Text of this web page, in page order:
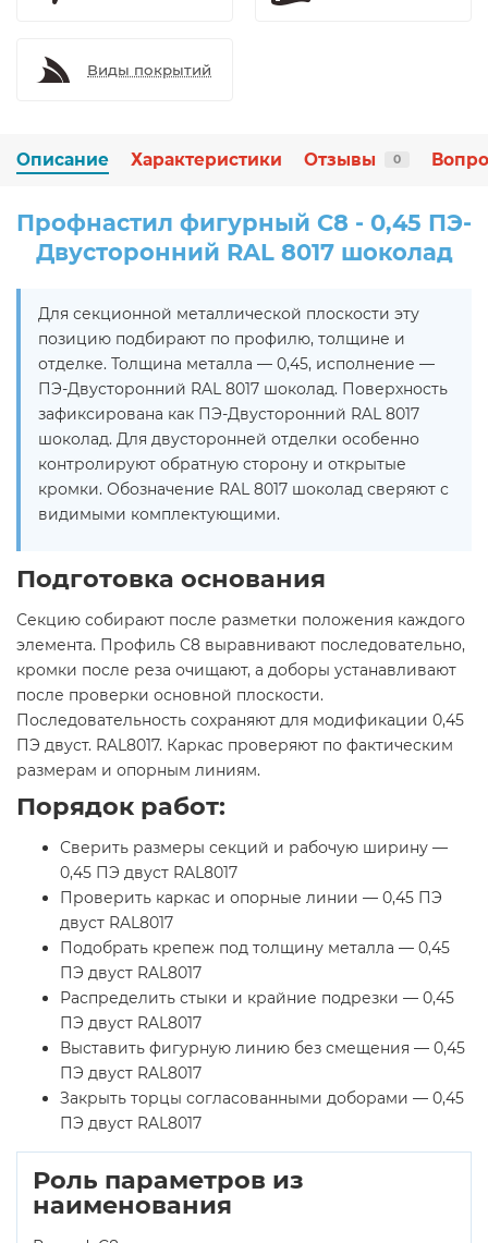
Виды покрытий
Описание Характеристики Отзывы 0
Профнастил фигурный C8 - 0,45 ПЭ-
Двусторонний RAL 8017 шоколад
Для секционной металлической плоскости эту
позицию подбирают по профилю, толщине и
отделке. Толщина металла — 0,45, исполнение —
ПЭ-Двусторонний RAL 8017 шоколад. Поверхность
зафиксирована как ПЭ-Двусторонний RAL 8017
шоколад. Для двусторонней отделки особенно
контролируют обратную сторону и открытые
кромки. Обозначение RAL 8017 шоколад сверяют с
видимыми комплектующими.
Подготовка основания
Секцию собирают после разметки положения каждого
элемента. Профиль C8 выравнивают последовательно,
кромки после реза очищают, а доборы устанавливают
после проверки основной плоскости.
Последовательность сохраняют для модификации 0,45
ПЭ двуст. RAL8017. Каркас проверяют по фактическим
размерам и опорным линиям.
Порядок работ:
Сверить размеры секций и рабочую ширину —
0,45 ПЭ двуст RAL8017
Проверить каркас и опорные линии — 0,45 ПЭ
двуст RAL8017
Подобрать крепеж под толщину металла — 0,45
ПЭ двуст RAL8017
Распределить стыки и крайние подрезки — 0,45
ПЭ двуст RAL8017
Выставить фигурную линию без смещения — 0,45
ПЭ двуст RAL8017
Закрыть торцы согласованными доборами — 0,45
ПЭ двуст RAL8017
Роль параметров из
наименования